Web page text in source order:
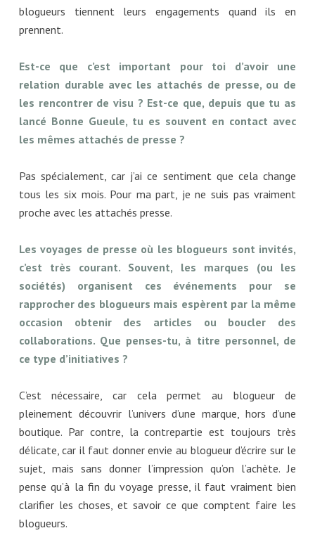
blogueurs tiennent leurs engagements quand ils en
prennent.
Est-ce que c’est important pour toi d’avoir une
relation durable avec les attachés de presse, ou de
les rencontrer de visu ? Est-ce que, depuis que tu as
lancé Bonne Gueule, tu es souvent en contact avec
les mêmes attachés de presse ?
Pas spécialement, car j’ai ce sentiment que cela change
tous les six mois. Pour ma part, je ne suis pas vraiment
proche avec les attachés presse.
Les voyages de presse où les blogueurs sont invités,
c’est très courant. Souvent, les marques (ou les
sociétés) organisent ces événements pour se
rapprocher des blogueurs mais espèrent par la même
occasion obtenir des articles ou boucler des
collaborations. Que penses-tu, à titre personnel, de
ce type d’initiatives ?
C’est nécessaire, car cela permet au blogueur de
pleinement découvrir l’univers d’une marque, hors d’une
boutique. Par contre, la contrepartie est toujours très
délicate, car il faut donner envie au blogueur d’écrire sur le
sujet, mais sans donner l’impression qu’on l’achète. Je
pense qu’à la fin du voyage presse, il faut vraiment bien
clarifier les choses, et savoir ce que comptent faire les
blogueurs.